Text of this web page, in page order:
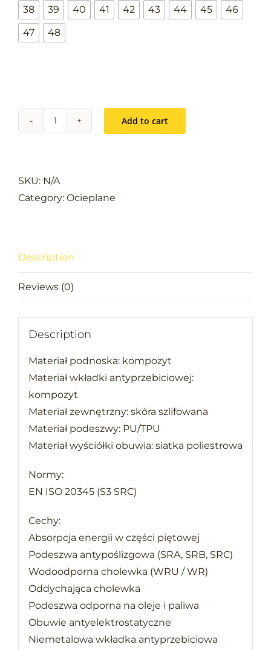
38 39 40 41 42 43 44 45
46
47
48
S3
SRC
Add to cart
SKU: N/A
Category: Ocieplane
Description
Reviews (0)
Description
Materiał podnoska: kompozyt
Materiał wkładki antyprzebiciowej:
kompozyt
Materiał zewnętrzny: skóra szlifowana
Materiał podeszwy: PU/TPU
Materiał wyściółki obuwia: siatka poliestrowa
Normy:
EN ISO 20345 (S3 SRC)
Cechy:
Absorpcja energii w części piętowej
Podeszwa antypoślizgowa (SRA, SRB, SRC)
Wodoodporna cholewka (WRU / WR)
Oddychająca cholewka
Podeszwa odporna na oleje i paliwa
Obuwie antyelektrostatyczne
Niemetalowa wkładka antyprzebiciowa